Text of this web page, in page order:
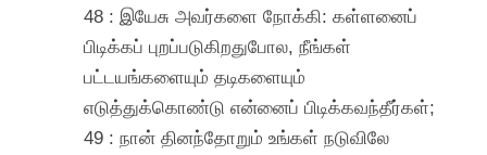
48 : இயேசு அவர்களை நோக்கி: கள்ளனைப்
பிடிக்கப் புறப்படுகிறதுபோல, நீங்கள்
பட்டயங்களையும் தடிகளையும்
எடுத்துக்கொண்டு என்னைப் பிடிக்கவந்தீர்கள்;
49 : நான் தினந்தோறும் உங்கள் நடுவிலே